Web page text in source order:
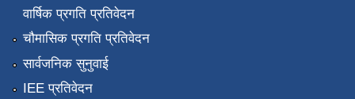
वार्षिक प्रगति प्रतिवेदन
चौमासिक प्रगति प्रतिवेदन
सार्वजनिक सुनुवाई
IEE प्रतिवेदन